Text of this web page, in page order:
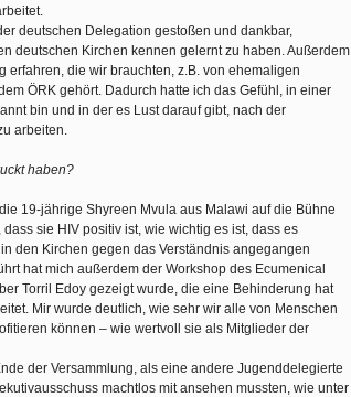
deutschen Delegation gestoßen und dankbar,
deutschen Kirchen kennen gelernt zu haben. Außerdem
erfahren, die wir brauchten, z.B. von ehemaligen
ÖRK gehört. Dadurch hatte ich das Gefühl, in einer
bin und in der es Lust darauf gibt, nach der
arbeiten.
haben?
19-jährige Shyreen Mvula aus Malawi auf die Bühne
sie HIV positiv ist, wie wichtig es ist, dass es
den Kirchen gegen das Verständnis angegangen
hat mich außerdem der Workshop des Ecumenical
Torril Edoy gezeigt wurde, die eine Behinderung hat
Mir wurde deutlich, wie sehr wir alle von Menschen
können – wie wertvoll sie als Mitglieder der
der Versammlung, als eine andere Jugenddelegierte
machtlos mit ansehen mussten, wie unter